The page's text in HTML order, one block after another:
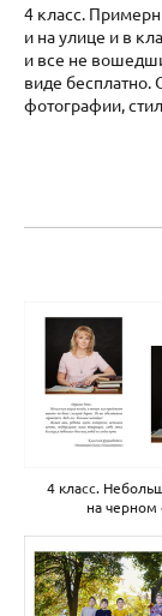
4 класс.
и на улице и в
и все не
виде бесплатно.
фотографии,
4 класс.
на черном